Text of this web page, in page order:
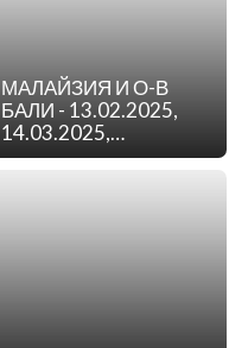
МАЛАЙЗИЯ И О-В
БАЛИ - 13.02.2025,
14.03.2025,
17.04.2025,
18.09.2025,